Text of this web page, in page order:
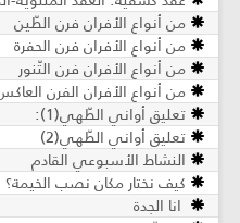
من أنواع الأفران فرن الطّين
من أنواع الأفران فرن الحفرة
من أنواع الأفران فرن التّنور
من أنواع الأفران الفرن
تعليق أواني الطّهي(1):
تعليق أواني الطّهي(2)
النشاط الأسبوعي القادم
كيف نختار مكان نصب الخيمة؟
انا الجدة